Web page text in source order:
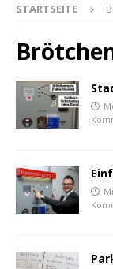
STARTSEITE